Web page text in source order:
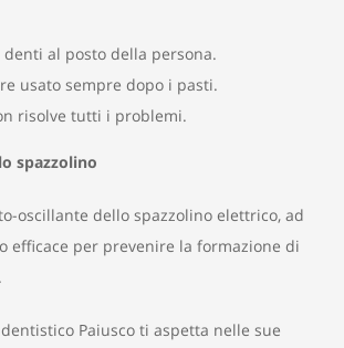
denti al posto della persona.
usato sempre dopo i pasti.
risolve tutti i problemi.
spazzolino
oscillante dello spazzolino elettrico, ad
efficace per prevenire la formazione di
Paiusco ti aspetta nelle sue